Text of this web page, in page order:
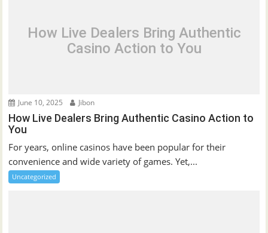
How Live Dealers Bring Authentic
Casino Action to You
June 10, 2025 Jibon
How Live Dealers Bring Authentic Casino Action to
You
For years, online casinos have been popular for their
convenience and wide variety of games. Yet,...
Uncategorized